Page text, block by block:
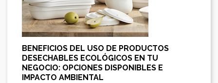
BENEFICIOS DEL USO DE PRODUCTOS
DESECHABLES ECOLÓGICOS EN TU
NEGOCIO: OPCIONES DISPONIBLES E
IMPACTO AMBIENTAL